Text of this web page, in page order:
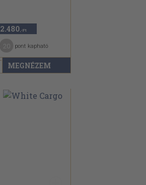
MEGNÉZEM
2.480 ,-Ft
pont kapható